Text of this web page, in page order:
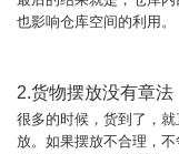
也影响仓库空间的利用。
2.货物摆放没有章法
很多的时候，货到了，
放。如果摆放不合理，